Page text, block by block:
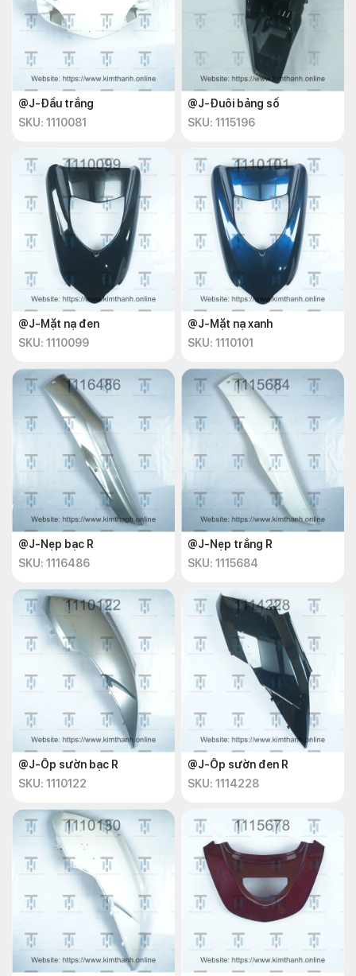
@J-Đầu trắng
SKU: 1110081
@J-Đuôi bảng số
SKU: 1115196
@J-Mặt nạ đen
SKU: 1110099
@J-Mặt nạ xanh
SKU: 1110101
@J-Nẹp bạc R
SKU: 1116486
@J-Nẹp trắng R
SKU: 1115684
@J-Ốp sườn bạc R
SKU: 1110122
@J-Ốp sườn đen R
SKU: 1114228